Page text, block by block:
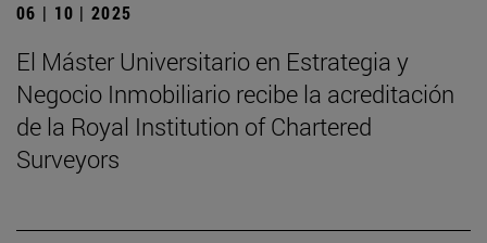
06 | 10 | 2025
El Máster Universitario en Estrategia y
Negocio Inmobiliario recibe la acreditación
de la Royal Institution of Chartered
Surveyors